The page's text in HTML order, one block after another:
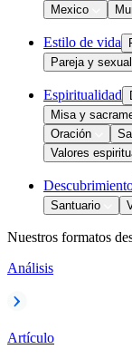
Mexico
Estilo de vida
Pareja y
Espiritualidad
Misa y
Oración
Valores
Santuario
Nuestros formatos
Análisis
Artículo